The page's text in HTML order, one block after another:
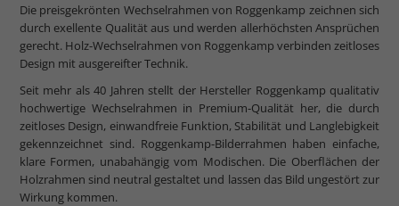
Die preisgekrönten Wechselrahmen von Roggenkamp zeichnen sich
durch exellente Qualität aus und werden allerhöchsten Ansprüchen
gerecht. Holz-Wechselrahmen von Roggenkamp verbinden zeitloses
Design mit ausgereifter Technik.
Seit mehr als 40 Jahren stellt der Hersteller Roggenkamp qualitativ
hochwertige Wechselrahmen in Premium-Qualität her, die durch
zeitloses Design, einwandfreie Funktion, Stabilität und Langlebigkeit
gekennzeichnet sind. Roggenkamp-Bilderrahmen haben einfache,
klare Formen, unabahängig vom Modischen. Die Oberflächen der
Holzrahmen sind neutral gestaltet und lassen das Bild ungestört zur
Wirkung kommen.